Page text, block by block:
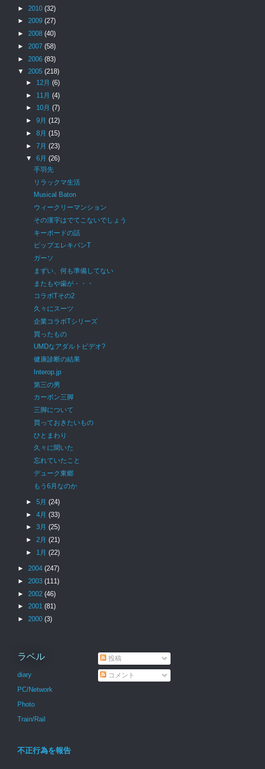
► 2010 (32)
► 2009 (27)
► 2008 (40)
► 2007 (58)
► 2006 (83)
▼ 2005 (218)
► 12月 (6)
► 11月 (4)
► 10月 (7)
► 9月 (12)
► 8月 (15)
► 7月 (23)
▼ 6月 (26)
手羽先
リラックマ生活
Musical Baton
ウィークリーマンション
その漢字はでてこないでしょう
キーボードの話
ピップエレキバンT
ガーソ
まずい、何も準備してない
またもや歯が・・・
コラボTその2
久々にスーツ
企業コラボTシリーズ
買ったもの
UMDなアダルトビデオ?
健康診断の結果
Interop.jp
第三の男
カーボン三脚
三脚について
買っておきたいもの
ひとまわり
久々に聞いた
忘れていたこと
デューク東郷
もう6月なのか
► 5月 (24)
► 4月 (33)
► 3月 (25)
► 2月 (21)
► 1月 (22)
► 2004 (247)
► 2003 (111)
► 2002 (46)
► 2001 (81)
► 2000 (3)
ラベル
diary
PC/Network
Photo
Train/Rail
投稿
コメント
不正行為を報告